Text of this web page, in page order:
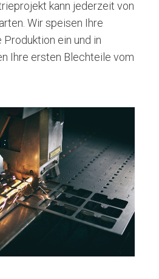
kann jederzeit von
Wir speisen Ihre
ein und in
Ihre ersten Blechteile vom